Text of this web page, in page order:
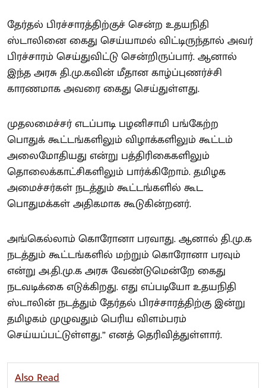
தேர்தல் பிரச்சாரத்திற்குச் சென்ற உதயநிதி
ஸ்டாலினை கைது செய்யாமல் விட்டிருந்தால் அவர்
பிரச்சாரம் செய்துவிட்டு சென்றிருப்பார். ஆனால்
இந்த அரசு தி.மு.கவின் மீதான காழ்ப்புணர்ச்சி
காரணமாக அவரை கைது செய்துள்ளது.
முதலமைச்சர் எடப்பாடி பழனிசாமி பங்கேற்ற
பொதுக் கூட்டங்களிலும் விழாக்களிலும் கூட்டம்
அலைமோதியது என்று பத்திரிகைகளிலும்
தொலைக்காட்சிகளிலும் பார்க்கிறோம். தமிழக
அமைச்சர்கள் நடத்தும் கூட்டங்களில் கூட
பொதுமக்கள் அதிகமாக கூடுகின்றனர்.
அங்கெல்லாம் கொரோனா பரவாது. ஆனால் தி.மு.க
நடத்தும் கூட்டங்களில் மற்றும் கொரோனா பரவும்
என்று அ.தி.மு.க அரசு வேண்டுமென்றே கைது
நடவடிக்கை எடுக்கிறது. எது எப்படியோ உதயநிதி
ஸ்டாலின் நடத்தும் தேர்தல் பிரச்சாரத்திற்கு இன்று
தமிழகம் முழுவதும் பெரிய விளம்பரம்
செய்யப்பட்டுள்ளது.” எனத் தெரிவித்துள்ளார்.
Also Read